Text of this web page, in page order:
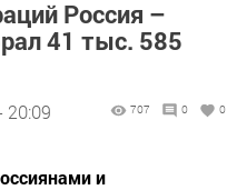
Россия –
41 тыс. 585
20:09 707 0 0
и